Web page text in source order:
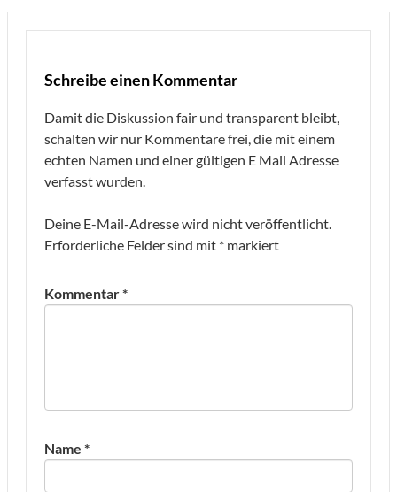
Schreibe einen Kommentar
Damit die Diskussion fair und transparent bleibt,
schalten wir nur Kommentare frei, die mit einem
echten Namen und einer gültigen E Mail Adresse
verfasst wurden.
Deine E-Mail-Adresse wird nicht veröffentlicht.
Erforderliche Felder sind mit * markiert
Kommentar*
Name *